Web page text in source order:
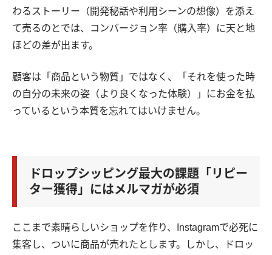
わるストーリー（開発秘話や利用シーンの想像）を添え
て売るのとでは、コンバージョン率（購入率）に天と地
ほどの差が出ます。
顧客は「商品という物質」ではなく、「それを使った時
の自分の未来の姿（より良くなった体験）」にお金を払
っているという本質を忘れてはいけません。
ドロップシッピング最大の課題「リピー
ター獲得」にはメルマガが必須
ここまで素晴らしいショップを作り、Instagramで必死に
集客し、ついに商品が売れたとします。しかし、ドロッ